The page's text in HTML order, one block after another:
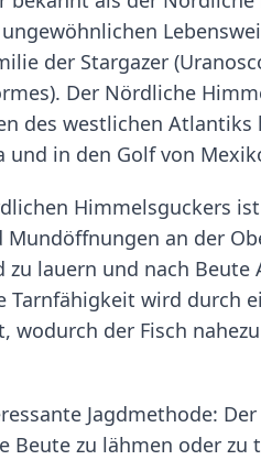
der Stargazer
Der Nördliche
des westlichen
und in den Golf von
Himmelsguckers
an der
lauern und nach Beute
Tarnfähigkeit wird durch
wodurch der Fisch
Jagdmethode:
Beute zu lähmen oder